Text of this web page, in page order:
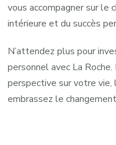
vous accompagner sur le
intérieure et du succès
N’attendez plus pour
personnel avec La
perspective sur votre
embrassez le